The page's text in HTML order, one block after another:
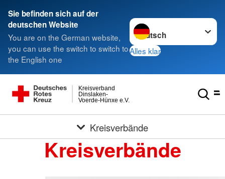
Sie befinden sich auf der
deutschen Website
You are on the German website,
you can use the switch to switch to
the English one
Sprache wechseln zu
Alles klar
Voerde-Hünxe e.V.
Dinslaken-
Kreisverband
Kreisverbände
Kreisverbände